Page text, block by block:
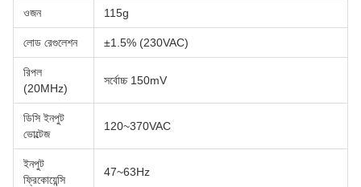
ওজন 115g
লোড রেগুলেশন ±1.5% (230VAC)
রিপল
(20MHz)
সর্বোচ্চ 150mV
ডিসি ইনপুট
ভোল্টেজ
120~370VAC
ইনপুট
ফ্রিকোয়েন্সি
47~63Hz